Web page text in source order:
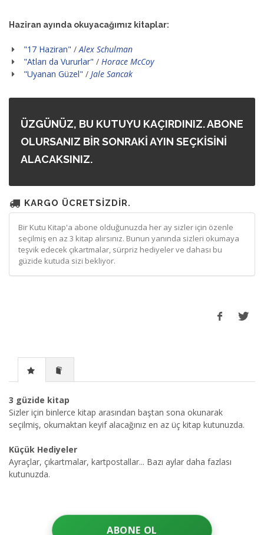
Haziran ayında okuyacağımız kitaplar:
"17 Haziran" /Alex Schulman
"Atları da Vururlar" / Horace McCoy
"Uyanan Güzel" / Jale Sancak
ÜZGÜNÜZ, BU KUTUYU KAÇIRDINIZ. ABONE
OLURSANIZ BİR SONRAKİ AYIN SEÇKİSİNİ
ALACAKSINIZ.
KARGO ÜCRETSİZDİR.
Bir Kutu Kitap'a abone olduğunuzda her ay sizler için özenle
seçilmiş en az 3 kitap alırsınız. Bunun yanında sizleri okumaya
teşvik edecek çıkartmalar, sürpriz hediyeler ve dahası bu
güzide kutuda sizi bekliyor.
3 güzide kitap
Sizler için binlerce kitap arasından baştan sona okunarak
seçilmiş, okumaktan keyif alacağınız en az üç kitap kutunuzda.
Küçük Hediyeler
Ayraçlar, çıkartmalar, kartpostallar... Bazı aylar daha fazlası
kutunuzda.
ABONE OL